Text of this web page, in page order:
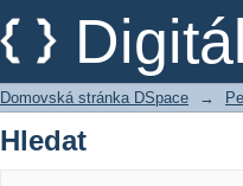
Hledat
Domovská stránka DSpace →
Hledat